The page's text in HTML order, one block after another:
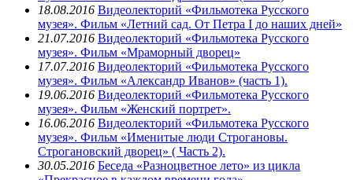
18.08.2016 Видеолекторий «Фильмотека Русского
музея». Фильм «Летний сад. От Петра I до наших дней»
21.07.2016 Видеолекторий «Фильмотека Русского
музея». Фильм «Мраморный дворец»
17.07.2016 Видеолекторий «Фильмотека Русского
музея». Фильм «Александр Иванов» (часть 1).
19.06.2016 Видеолекторий «Фильмотека Русского
музея». Фильм «Женский портрет».
16.06.2016 Видеолекторий «Фильмотека Русского
музея». Фильм «Именитые люди Строгановы.
Строгановский дворец» ( Часть 2).
30.05.2016 Беседа «Разноцветное лето» из цикла